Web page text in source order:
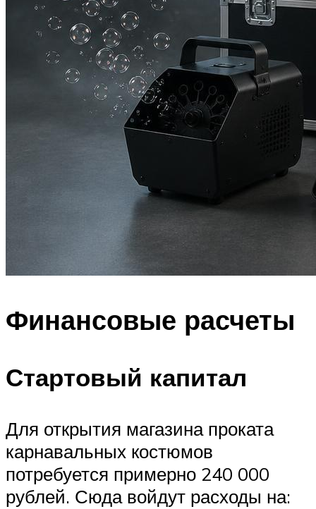
Финансовые расчеты
Стартовый капитал
Для открытия магазина проката
карнавальных костюмов
потребуется примерно 240 000
рублей. Сюда войдут расходы на: